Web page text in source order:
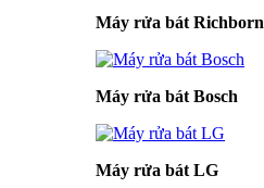
Máy rửa bát Richborn
Máy rửa bát Bosch
Máy rửa bát LG